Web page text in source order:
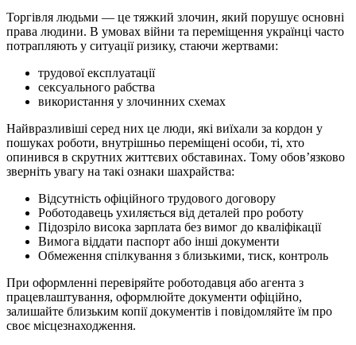
Торгівля людьми — це тяжкий злочин, який порушує основні
права людини. В умовах війни та переміщення українці часто
потрапляють у ситуації ризику, стаючи жертвами:
трудової експлуатації
сексуального рабства
використання у злочинних схемах
Найвразливіші серед них це люди, які виїхали за кордон у
пошуках роботи, внутрішньо переміщені особи, ті, хто
опинився в скрутних життєвих обставинах. Тому обов’язково
зверніть увагу на такі ознаки шахрайства:
Відсутність офіційного трудового договору
Роботодавець ухиляється від деталей про роботу
Підозріло висока зарплата без вимог до кваліфікації
Вимога віддати паспорт або інші документи
Обмеження спілкування з близькими, тиск, контроль
При оформленні перевіряйте роботодавця або агента з
працевлаштування, оформлюйте документи офіційно,
залишайте близьким копії документів і повідомляйте їм про
своє місцезнаходження.